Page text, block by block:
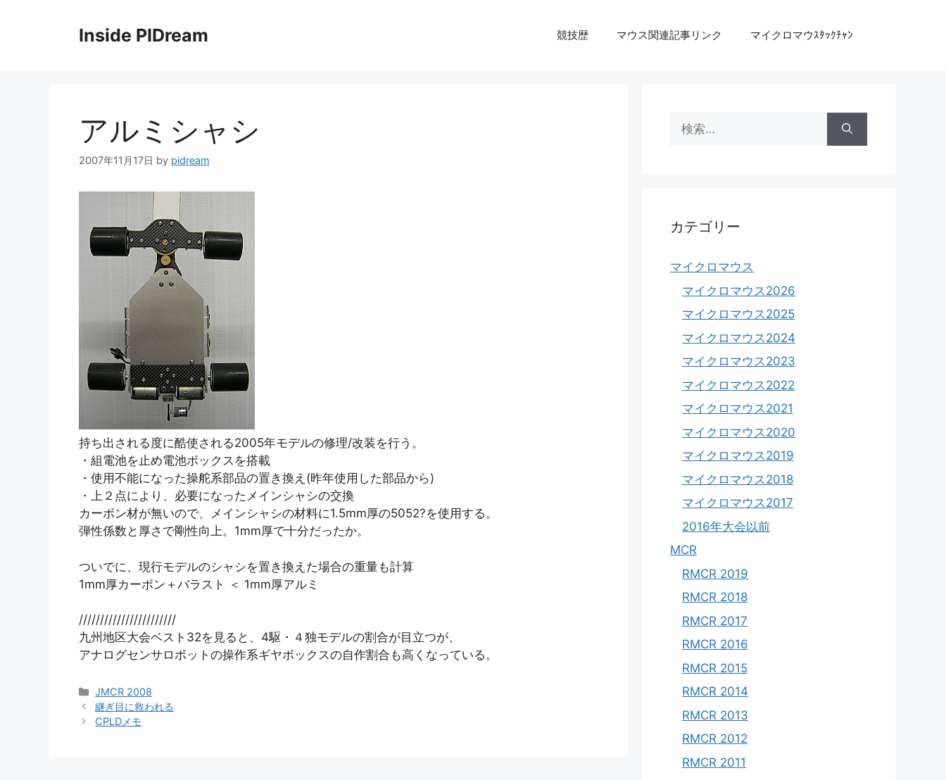
Inside PIDream 競技歴 マウス関連記事リンク マイクロマウｽﾀｯｸﾁｬﾝ
アルミシャシ
2007年11月17日 by pidream
持ち出される度に酷使される2005年モデルの修理/改装を行う。
・組電池を止め電池ボックスを搭載
・使用不能になった操舵系部品の置き換え(昨年使用した部品から)
・上２点により、必要になったメインシャシの交換
カーボン材が無いので、メインシャシの材料に1.5mm厚の5052?を使用する。
弾性係数と厚さで剛性向上。1mm厚で十分だったか。
ついでに、現行モデルのシャシを置き換えた場合の重量も計算
1mm厚カーボン＋バラスト ＜ 1mm厚アルミ
///////////////////////
九州地区大会ベスト32を見ると、4駆・４独モデルの割合が目立つが、
アナログセンサロボットの操作系ギヤボックスの自作割合も高くなっている。
カ
テ
ゴ
JMCR 2008
継ぎ目に救われる
CPLDメモ
索:
カテゴリー
マイクロマウス
マイクロマウス2026
マイクロマウス2025
マイクロマウス2024
マイクロマウス2023
マイクロマウス2022
マイクロマウス2021
マイクロマウス2020
マイクロマウス2019
マイクロマウス2018
マイクロマウス2017
2016年大会以前
MCR
RMCR 2019
RMCR 2018
RMCR 2017
RMCR 2016
RMCR 2015
RMCR 2014
RMCR 2013
RMCR 2012
RMCR 2011